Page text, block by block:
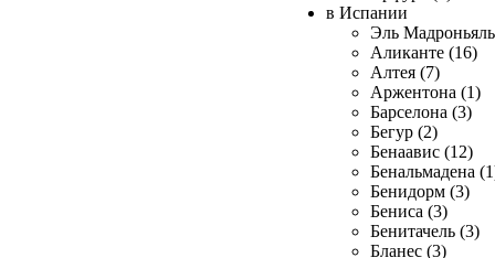
в Испании
Эль
Аликанте (16)
Алтея (7)
Аржентона (1)
Барселона (3)
Бегур (2)
Бенаавис (12)
Бенальмадена
Бенидорм (3)
Бениса (3)
Бенитачель (3)
Бланес (3)